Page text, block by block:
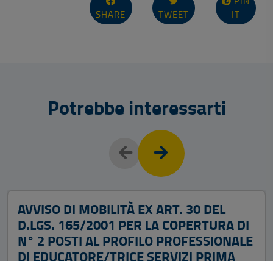
SHARE TWEET
IT
Potrebbe interessarti
AVVISO DI MOBILITÀ EX ART. 30 DEL
D.LGS. 165/2001 PER LA COPERTURA DI
N° 2 POSTI AL PROFILO PROFESSIONALE
DI EDUCATORE/TRICE SERVIZI PRIMA